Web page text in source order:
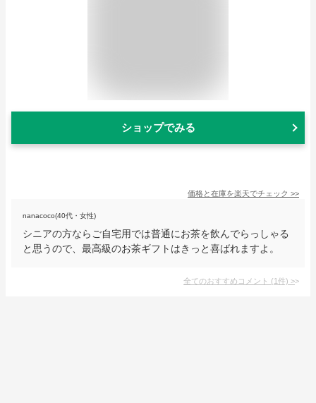
ショップでみる
価格と在庫を楽天でチェック >>
nanacoco(40代・女性)
シニアの方ならご自宅用では普通にお茶を飲んでらっしゃる
と思うので、最高級のお茶ギフトはきっと喜ばれますよ。
全てのおすすめコメント (1件) >